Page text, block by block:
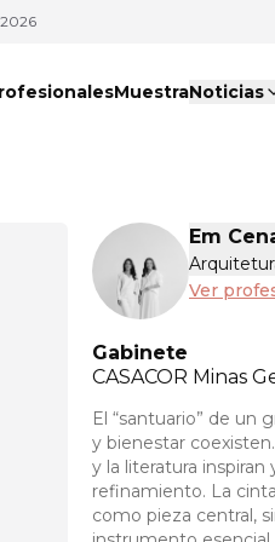
MuestraNoticias
Em
Ver
Gabinete
CASACOR Minas
El “santuario” de un
y bienestar
y la literatura
refinamiento. La
como pieza central,